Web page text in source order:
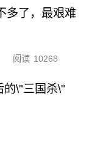
多了，最艰难
阅读 10268
的\"三国杀\"